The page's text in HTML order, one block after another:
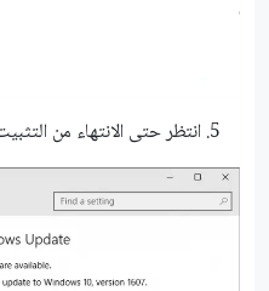
انتظر حتى الانتهاء من